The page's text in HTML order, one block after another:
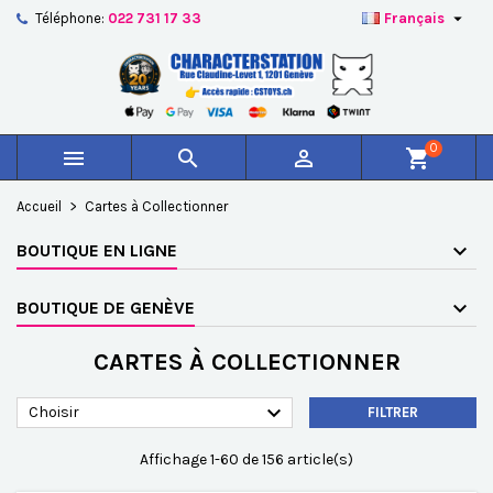
Téléphone: 022 731 17 33 Français 
   shopping_cart0
Accueil Cartes à Collectionner
BOUTIQUE EN LIGNE
BOUTIQUE DE GENÈVE
CARTES À COLLECTIONNER
Choisir  FILTRER
Affichage 1-60 de 156 article(s)
Créer une nouvelle liste
((confirmMessage))
((cancelText)) ((modalDeleteText))
Nom de la liste d'envies
Annuler
Vous devez être connecté pour ajouter des produits à
votre liste d'envies.